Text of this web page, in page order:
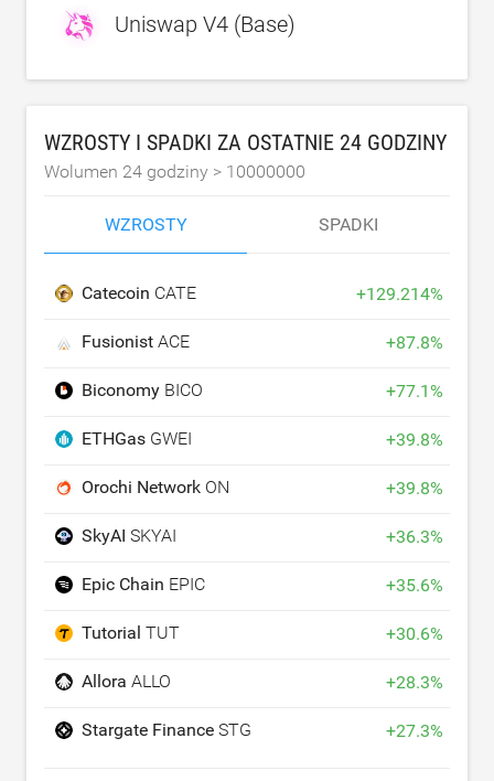
Uniswap V4 (Base)
WZROSTY I SPADKI ZA OSTATNIE 24 GODZINY
Wolumen 24 godziny > 10000000
WZROSTY SPADKI
Catecoin CATE +129.214%
Fusionist ACE +87.8%
Biconomy BICO +77.1%
ETHGas GWEI +39.8%
Orochi Network ON +39.8%
SkyAI SKYAI +36.3%
Epic Chain EPIC +35.6%
Tutorial TUT +30.6%
Allora ALLO +28.3%
Stargate Finance STG +27.3%